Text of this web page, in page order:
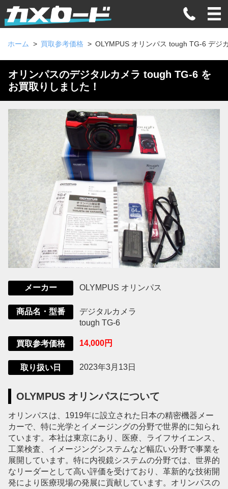
ホーム 買取参考価格 OLYMPUS オリンパス tough TG-6 デジ
オリンパスのデジタルカメラ tough TG-6 を
お買取りしました！
メーカー OLYMPUS オリンパス
商品名・型番
デジタルカメラ
tough TG-6
買取参考価格 14,000円
取り扱い日 2023年3月13日
OLYMPUS オリンパスについて
オリンパスは、1919年に設立された日本の精密機器メー
カーで、特に光学とイメージングの分野で世界的に知られ
ています。本社は東京にあり、医療、ライフサイエンス、
工業検査、イメージングシステムなど幅広い分野で事業を
展開しています。特に内視鏡システムの分野では、世界的
なリーダーとして高い評価を受けており、革新的な技術開
発により医療現場の発展に貢献しています。オリンパスの